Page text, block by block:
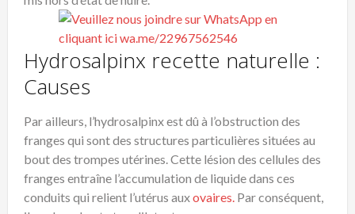
Hydrosalpinx recette naturelle :
Causes
Par ailleurs, l’hydrosalpinx est dû à l’obstruction des
franges qui sont des structures particulières situées au
bout des trompes utérines. Cette lésion des cellules des
franges entraîne l’accumulation de liquide dans ces
conduits qui relient l’utérus auxovaires. Par conséquent,